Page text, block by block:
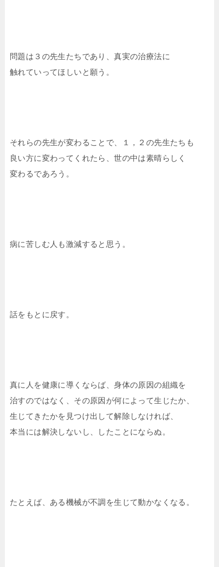
問題は３の先生たちであり、真実の治療法に
触れていってほしいと願う。
それらの先生が変わることで、１，２の先生たちも
良い方に変わってくれたら、世の中は素晴らしく
変わるであろう。
病に苦しむ人も激減すると思う。
話をもとに戻す。
真に人を健康に導くならば、身体の原因の組織を
治すのではなく、その原因が何によって生じたか、
生じてきたかを見つけ出して解除しなければ、
本当には解決しないし、したことにならぬ。
たとえば、ある機械が不調を生じて動かなくなる。